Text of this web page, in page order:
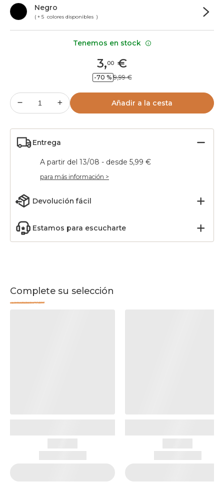
Negro
( + 5 colores disponibles )
3,00 €
-70 % 9,99 €
Añadir a la cesta
Entrega
A partir del 13/08 - desde 5,99 €
para más información >
Devolución fácil
Estamos para escucharte
Complete su selección